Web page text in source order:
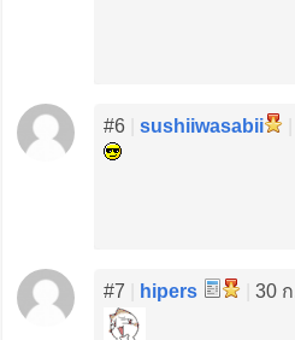
#6 sushiiwasabii
#7 hipers 30